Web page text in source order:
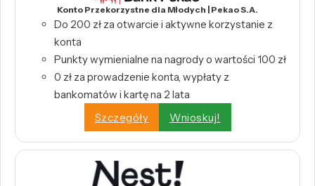
Konto Przekorzystne dla Młodych | Pekao S.A.
Do 200 zł za otwarcie i aktywne korzystanie z
konta
Punkty wymienialne na nagrody o wartości 100 zł
0 zł za prowadzenie konta, wypłaty z
bankomatów i kartę na 2 lata
Szczegóły
Wnioskuj!